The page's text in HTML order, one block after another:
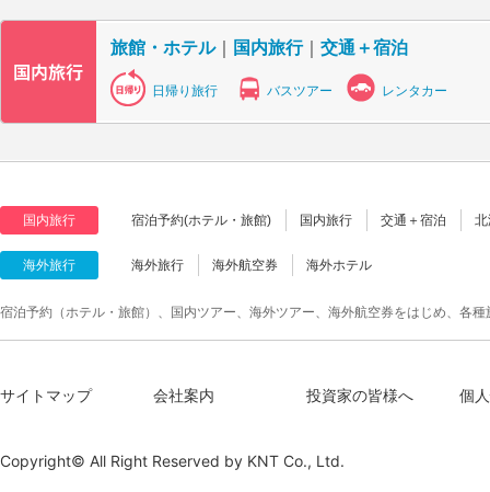
旅館・ホテル｜ 国内旅行｜ 交通＋宿泊
日帰り旅行 バスツアー レンタカー
国内旅行 宿泊予約(ホテル・旅館) 国内旅行 交通＋宿泊
海外旅行 海外旅行 海外航空券 海外ホテル
宿泊予約（ホテル・旅館）、国内ツアー、海外ツアー、海外航空券をはじめ、各
サイトマップ 会社案内 投資家の皆様へ 個
Copyright© All Right Reserved by KNT Co., Ltd.